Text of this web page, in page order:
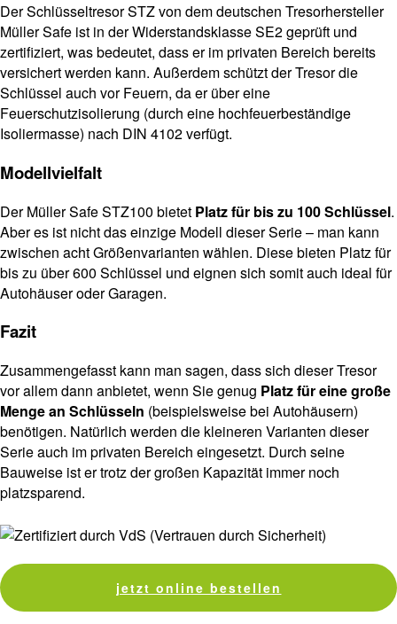
Der Schlüsseltresor STZ von dem deutschen Tresorhersteller
Müller Safe ist in der Widerstandsklasse SE2 geprüft und
zertifiziert, was bedeutet, dass er im privaten Bereich bereits
versichert werden kann. Außerdem schützt der Tresor die
Schlüssel auch vor Feuern, da er über eine
Feuerschutzisolierung (durch eine hochfeuerbeständige
Isoliermasse) nach DIN 4102 verfügt.
Modellvielfalt
Der Müller Safe STZ100 bietet Platz für bis zu 100 Schlüssel.
Aber es ist nicht das einzige Modell dieser Serie – man kann
zwischen acht Größenvarianten wählen. Diese bieten Platz für
bis zu über 600 Schlüssel und eignen sich somit auch ideal für
Autohäuser oder Garagen.
Fazit
Zusammengefasst kann man sagen, dass sich dieser Tresor
vor allem dann anbietet, wenn Sie genug Platz für eine große
Menge an Schlüsseln (beispielsweise bei Autohäusern)
benötigen. Natürlich werden die kleineren Varianten dieser
Serie auch im privaten Bereich eingesetzt. Durch seine
Bauweise ist er trotz der großen Kapazität immer noch
platzsparend.
jetzt online bestellen